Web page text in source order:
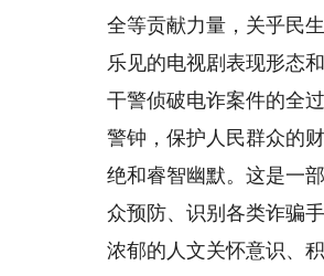
全等贡献力量，关乎民
乐见的电视剧表现形态
干警侦破电诈案件的全
警钟，保护人民群众的
绝和睿智幽默。这是一
众预防、识别各类诈骗
浓郁的人文关怀意识、